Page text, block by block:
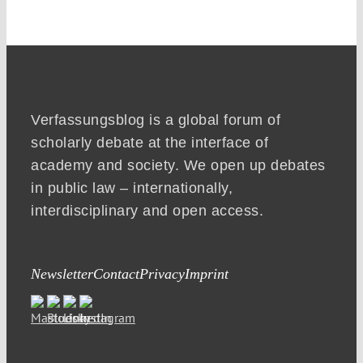
Verfassungsblog is a global forum of
scholarly debate at the interface of
academy and society. We open up debates
in public law – internationally,
interdisciplinary and open access.
NewsletterContactPrivacyImprint